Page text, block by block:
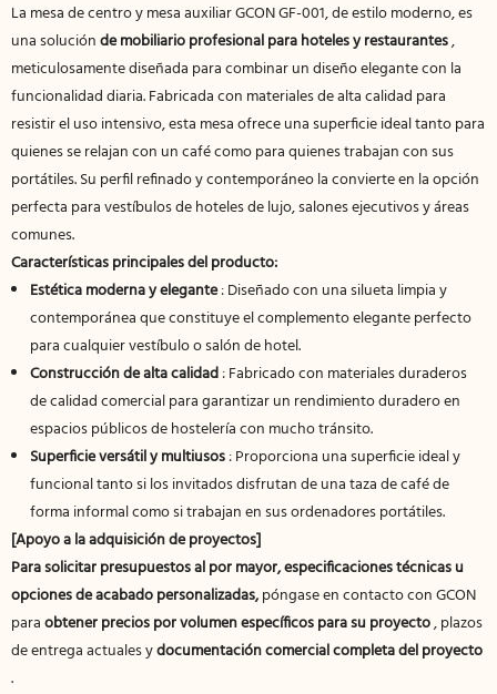
La mesa de centro y mesa auxiliar GCON GF-001, de estilo moderno, es
una soluciónde mobiliario profesional para hoteles y restaurantes,
meticulosamente diseñada para combinar un diseño elegante con la
funcionalidad diaria. Fabricada con materiales de alta calidad para
resistir el uso intensivo, esta mesa ofrece una superficie ideal tanto para
quienes se relajan con un café como para quienes trabajan con sus
portátiles. Su perfil refinado y contemporáneo la convierte en la opción
perfecta para vestíbulos de hoteles de lujo, salones ejecutivos y áreas
comunes.
Características principales del producto:
Estética moderna y elegante: Diseñado con una silueta limpia y
contemporánea que constituye el complemento elegante perfecto
para cualquier vestíbulo o salón de hotel.
Construcción de alta calidad: Fabricado con materiales duraderos
de calidad comercial para garantizar un rendimiento duradero en
espacios públicos de hostelería con mucho tránsito.
Superficie versátil y multiusos: Proporciona una superficie ideal y
funcional tanto si los invitados disfrutan de una taza de café de
forma informal como si trabajan en sus ordenadores portátiles.
[Apoyo a la adquisición de proyectos]
Para solicitar presupuestos al por mayor, especificaciones técnicas u
opciones de acabado personalizadas,póngase en contacto con GCON
paraobtener precios por volumen específicos para su proyecto, plazos
de entrega actuales ydocumentación comercial completa del proyecto
.